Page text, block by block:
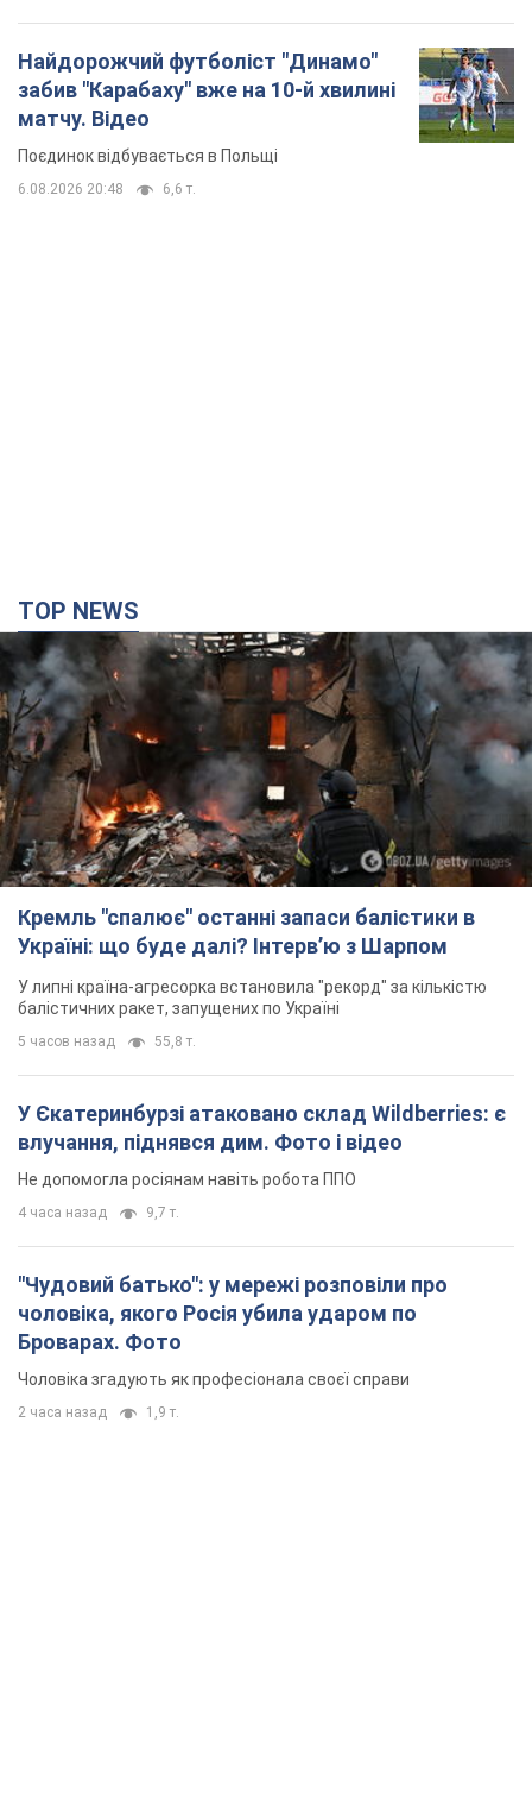
Найдорожчий футболіст "Динамо"
забив "Карабаху" вже на 10-й хвилині
матчу. Відео
Поєдинок відбувається в Польщі
6.08.2026 20:48 6,6 т.
TOP NEWS
Кремль "спалює" останні запаси балістики в
Україні: що буде далі? Інтерв’ю з Шарпом
У липні країна-агресорка встановила "рекорд" за кількістю
балістичних ракет, запущених по Україні
5 часов назад 55,8 т.
У Єкатеринбурзі атаковано склад Wildberries: є
влучання, піднявся дим. Фото і відео
Не допомогла росіянам навіть робота ППО
4 часа назад 9,7 т.
"Чудовий батько": у мережі розповіли про
чоловіка, якого Росія убила ударом по
Броварах. Фото
Чоловіка згадують як професіонала своєї справи
2 часа назад 1,9 т.